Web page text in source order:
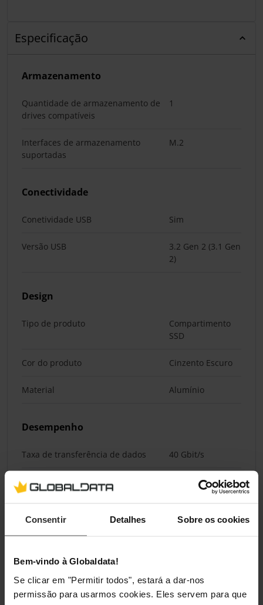
Consentir Detalhes Sobre os cookies
Bem-vindo à Globaldata!
Se clicar em "Permitir todos", estará a dar-nos
permissão para usarmos cookies. Eles servem para que
Especificação
Armazenamento
Quantidade de armazenamento de
drives compatíveis
1
Interfaces de armazenamento
suportadas
M.2
Conectividade
Conetividade USB Sim
Versão USB
3.2 Gen 2 (3.1 Gen
2)
Design
Tipo de produto
Compartimento
SSD
Cor do produto Cinzento Escuro
Material Alumínio
Desempenho
Taxa de transferência de dados 40 Gbit/s
Compatível com UASP
Profundidade 50 mm